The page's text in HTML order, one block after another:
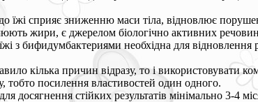
їжі сприяє зниженню маси тіла, відновлює
жири, є джерелом біологічно активних
з бифидумбактериями необхідна для
кілька причин відразу, то і
тобто посилення властивостей один одного.
досягнення стійких результатів мінімально 3-4